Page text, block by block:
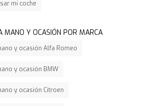
mi coche
MANO Y OCASIÓN POR MARCA
y ocasión Alfa Romeo
y ocasión BMW
y ocasión Citroen